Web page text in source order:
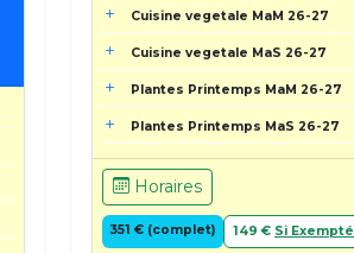
Cuisine vegetale MaM 26-27
Cuisine vegetale MaS 26-27
Plantes Printemps MaM 26-27
Plantes Printemps MaS 26-27
Horaires
351 € (complet) 149 € Si Exempté